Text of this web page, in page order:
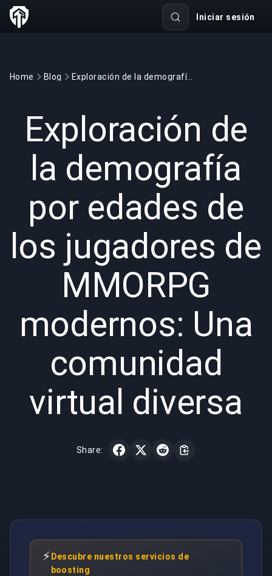
Iniciar sesión
Home Blog Exploración de la demografía por edades de los jugadores de MMORPG modernos: Una comunidad virtual diversa
Exploración de
la demografía
por edades de
los jugadores de
MMORPG
modernos: Una
comunidad
virtual diversa
Share:
⚡ Descubre nuestros servicios de
boosting